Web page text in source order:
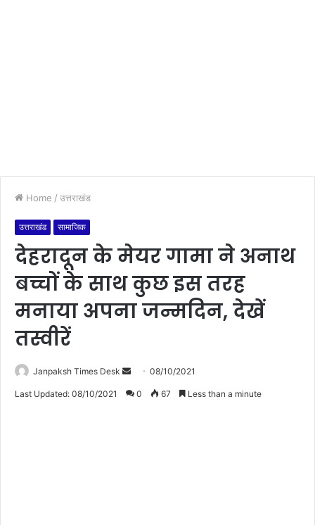
Home / उत्तराखंड
उत्तराखंड सामाजिक
देहरादून के मेयर गामा ने अनाथ
बच्चों के साथ कुछ इस तरह
मनाया अपना जन्मदिन, देखें
तस्वीरें
Janpaksh Times Desk
e
08/10/2021
Last Updated: 08/10/2021 0 67 Less than a minute